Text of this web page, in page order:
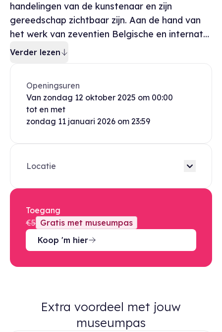
handelingen van de kunstenaar en zijn
gereedschap zichtbaar zijn. Aan de hand van
het werk van zeventien Belgische en internat…
Verder lezen
Openingsuren
Van zondag 12 oktober 2025 om 00:00
tot en met
zondag 11 januari 2026 om 23:59
Locatie
Toegang
€5 Gratis met museumpas
Koop 'm hier
Extra voordeel met jouw
museumpas